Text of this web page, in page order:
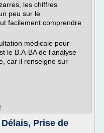
les chiffres
peu sur le
facilement comprendre
médicale pour
le B.A-BA de l'analyse
car il renseigne sur
Délais, Prise de